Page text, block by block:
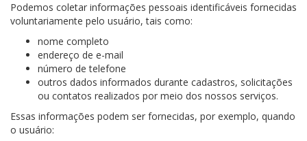
Podemos coletar informações pessoais identificáveis fornecidas
voluntariamente pelo usuário, tais como:
nome completo
endereço de e-mail
número de telefone
outros dados informados durante cadastros, solicitações
ou contatos realizados por meio dos nossos serviços.
Essas informações podem ser fornecidas, por exemplo, quando
o usuário: